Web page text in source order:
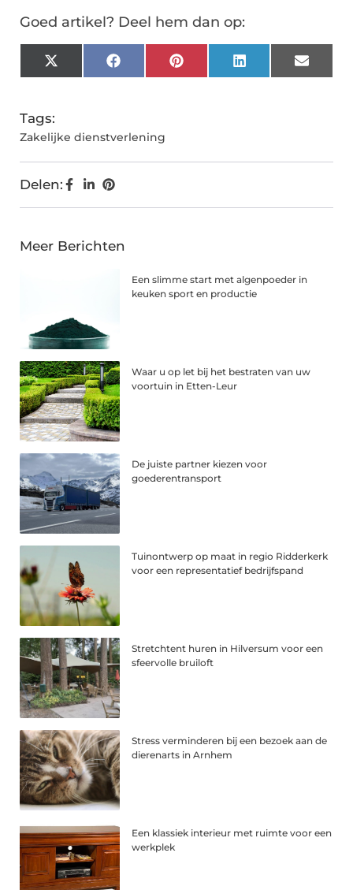
Goed artikel? Deel hem dan op:
X
(Twitter)
FacebookPinterestLinkedInEmail
Tags:
Zakelijke dienstverlening
Delen:
Meer Berichten
Een slimme start met algenpoeder in
keuken sport en productie
Waar u op let bij het bestraten van uw
voortuin in Etten-Leur
De juiste partner kiezen voor
goederentransport
Tuinontwerp op maat in regio Ridderkerk
voor een representatief bedrijfspand
Stretchtent huren in Hilversum voor een
sfeervolle bruiloft
Stress verminderen bij een bezoek aan de
dierenarts in Arnhem
Een klassiek interieur met ruimte voor een
werkplek